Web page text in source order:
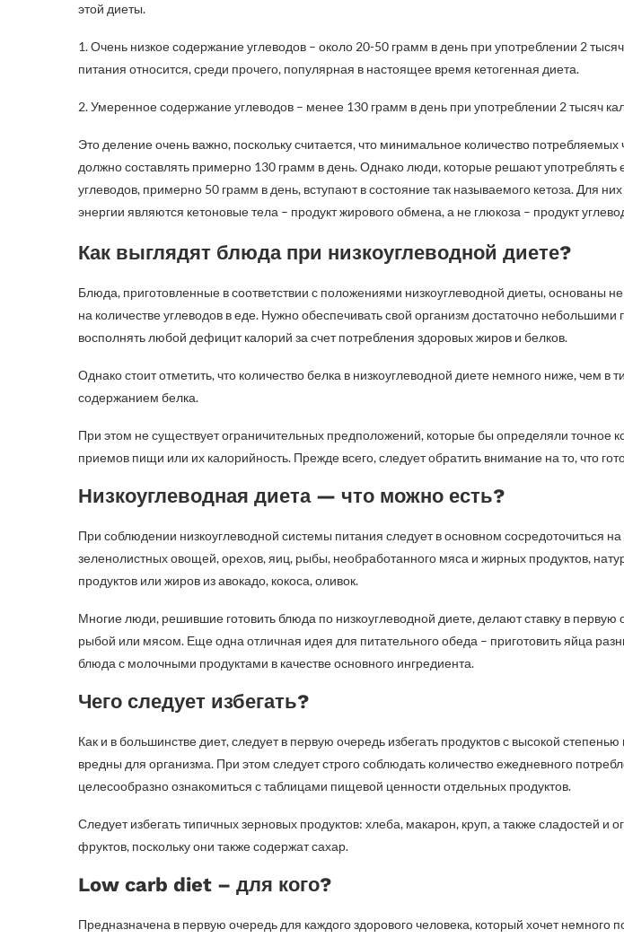
этой диеты.
1. Очень низкое содержание углеводов – около 20-50 грамм в день при употреблении 2
питания относится, среди прочего, популярная в настоящее время кетогенная диета.
2. Умеренное содержание углеводов – менее 130 грамм в день при употреблении 2 тысяч
Это деление очень важно, поскольку считается, что минимальное количество потребляемых
должно составлять примерно 130 грамм в день. Однако люди, которые решают
углеводов, примерно 50 грамм в день, вступают в состояние так называемого кетоза. Для
энергии являются кетоновые тела – продукт жирового обмена, а не глюкоза – продукт
Как выглядят блюда при низкоуглеводной диете?
Блюда, приготовленные в соответствии с положениями низкоуглеводной диеты, основаны
на количестве углеводов в еде. Нужно обеспечивать свой организм достаточно небольшими
восполнять любой дефицит калорий за счет потребления здоровых жиров и белков.
Однако стоит отметить, что количество белка в низкоуглеводной диете немного ниже, чем в
содержанием белка.
При этом не существует ограничительных предположений, которые бы определяли точное
приемов пищи или их калорийность. Прежде всего, следует обратить внимание на то, что
Низкоуглеводная диета — что можно есть?
При соблюдении низкоуглеводной системы питания следует в основном сосредоточиться
зеленолистных овощей, орехов, яиц, рыбы, необработанного мяса и жирных продуктов,
продуктов или жиров из авокадо, кокоса, оливок.
Многие люди, решившие готовить блюда по низкоуглеводной диете, делают ставку в первую
рыбой или мясом. Еще одна отличная идея для питательного обеда – приготовить яйца
блюда с молочными продуктами в качестве основного ингредиента.
Чего следует избегать?
Как и в большинстве диет, следует в первую очередь избегать продуктов с высокой
вредны для организма. При этом следует строго соблюдать количество ежедневного
целесообразно ознакомиться с таблицами пищевой ценности отдельных продуктов.
Следует избегать типичных зерновых продуктов: хлеба, макарон, круп, а также сладостей и
фруктов, поскольку они также содержат сахар.
Low carb diet – для кого?
Предназначена в первую очередь для каждого здорового человека, который хочет немного